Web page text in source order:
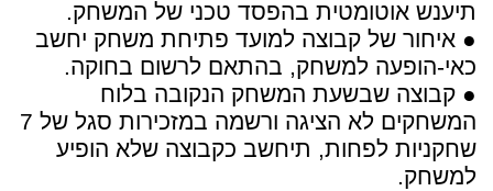
תיענש אוטומטית בהפסד טכני של המשחק.
● איחור של קבוצה למועד פתיחת משחק יחשב
כאי-הופעה למשחק, בהתאם לרשום בחוקה.
● קבוצה שבשעת המשחק הנקובה בלוח
המשחקים לא הציגה ורשמה במזכירות סגל של 7
שחקניות לפחות, תיחשב כקבוצה שלא הופיע
למשחק.